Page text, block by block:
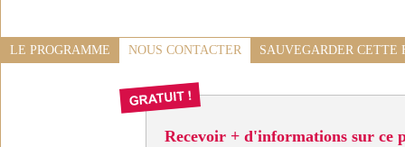
LE PROGRAMME NOUS CONTACTER SAUVEGARDER CETTE
Recevoir + d'informations sur ce